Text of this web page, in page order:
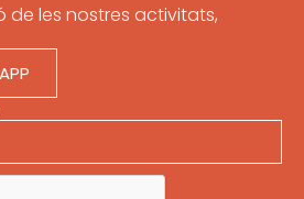
de les nostres activitats,